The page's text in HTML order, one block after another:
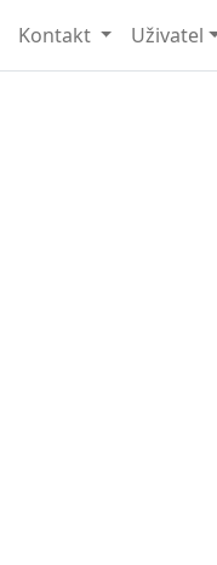
Kontakt Uživatel